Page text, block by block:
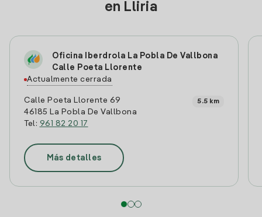
en Lliria
Oficina Iberdrola La Pobla De Vallbona
Calle Poeta Llorente
Actualmente cerrada
Calle Poeta Llorente 69
46185 La Pobla De Vallbona
Tel: 961 82 20 17
5.5 km
Más detalles